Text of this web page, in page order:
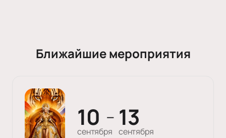
Ближайшие мероприятия
10
сентября
— 13
сентября